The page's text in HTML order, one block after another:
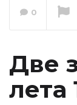
0
Две
лета